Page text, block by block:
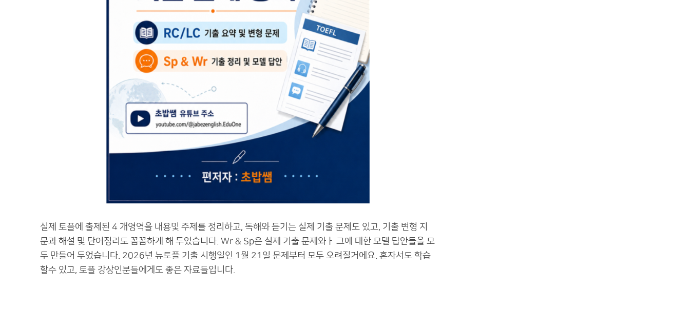
실제 토플에 출제된 4 개영역을 내용및 주제를 정리하고, 독해와 듣기는 실제 기출 문제도 있고, 기출 변형 지
문과 해설 및 단어정리도 꼼꼼하게 해 두었습니다. Wr & Sp은 실제 기출 문제와ㅏ 그에 대한 모델 답안들을 모
두 만들어 두었습니다. 2026년 뉴토플 기출 시행일인 1월 21일 문제부터 모두 오려질거에요. 혼자서도 학습
할수 있고, 토플 강상인분들에게도 좋은 자료들입니다.